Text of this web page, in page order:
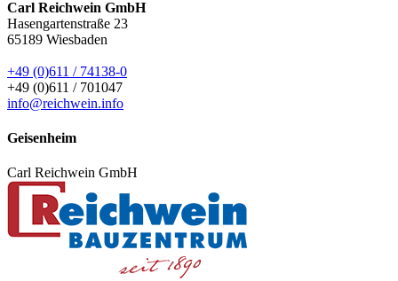
Carl Reichwein GmbH
Hasengartenstraße 23
65189 Wiesbaden
+49 (0)611 / 74138-0
+49 (0)611 / 701047
info@reichwein.info
Geisenheim
Carl Reichwein GmbH